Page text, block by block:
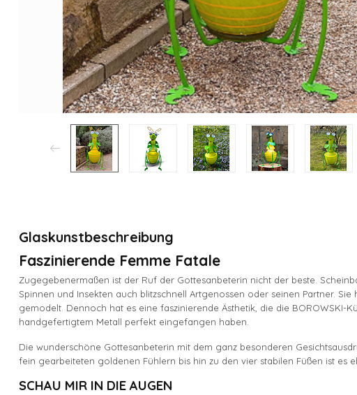
Glaskunstbeschreibung
Faszinierende Femme Fatale
Zugegebenermaßen ist der Ruf der Gottesanbeterin nicht der beste.
Spinnen und Insekten auch blitzschnell Artgenossen oder seinen Partner.
gemodelt. Dennoch hat es eine faszinierende Ästhetik, die die BOROWSKI-
handgefertigtem Metall perfekt eingefangen haben.
Die wunderschöne Gottesanbeterin mit dem ganz besonderen
fein gearbeiteten goldenen Fühlern bis hin zu den vier stabilen Füßen ist es
SCHAU MIR IN DIE AUGEN